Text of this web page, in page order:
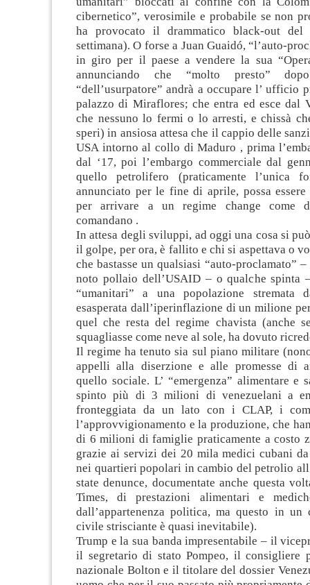
cibernetico”, verosimile e probabile se non
ha provocato il drammatico black-out del
settimana). O forse a Juan Guaidó, “l’auto-
in giro per il paese a vendere la sua
annunciando che “molto presto”
“dell’usurpatore” andrà a occupare l’ ufficio
palazzo di Miraflores; che entra ed esce dal
che nessuno lo fermi o lo arresti, e chissà
speri) in ansiosa attesa che il cappio delle
USA intorno al collo di Maduro , prima
dal ‘17, poi l’embargo commerciale dal
quello petrolifero (praticamente l’unica
annunciato per le fine di aprile, possa
per arrivare a un regime change come
comandano .
In attesa degli sviluppi, ad oggi una cosa si
il golpe, per ora, è fallito e chi si aspettava o
che bastasse un qualsiasi “auto-proclamato”
noto pollaio dell’USAID – o qualche spinta
“umanitari” a una popolazione stremata
esasperata dall’iperinflazione di un milione
quel che resta del regime chavista (anche
squagliasse come neve al sole, ha dovuto
Il regime ha tenuto sia sul piano militare
appelli alla diserzione e alle promesse di
quello sociale. L’ “emergenza” alimentare e
spinto più di 3 milioni di venezuelani a
fronteggiata da un lato con i CLAP, i
l’approvvigionamento e la produzione, che
di 6 milioni di famiglie praticamente a costo
grazie ai servizi dei 20 mila medici cubani
nei quartieri popolari in cambio del petrolio
state denunce, documentate anche questa
Times, di prestazioni alimentari e
dall’appartenenza politica, ma questo in
civile strisciante è quasi inevitabile).
Trump e la sua banda impresentabile – il
il segretario di stato Pompeo, il consigliere
nazionale Bolton e il titolare del dossier